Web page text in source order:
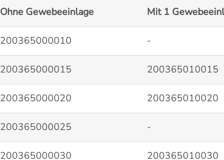
Ohne Gewebeeinlage Mit 1
200365000010 -
200365000015 200365010015
200365000020 200365010020
200365000025 -
200365000030 200365010030